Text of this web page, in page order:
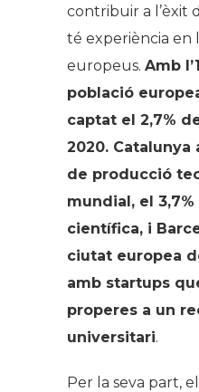
contribuir a l’èxit
té experiència en
europeus. Amb
població
captat el 2,7%
2020. Catalunya
de producció
mundial, el
científica, i
ciutat europea
amb startups
properes a un
universitari.
Per la seva part,